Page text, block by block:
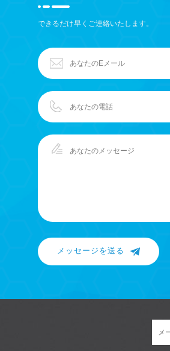
できるだけ早くご連絡いたします。
メッセージを送る